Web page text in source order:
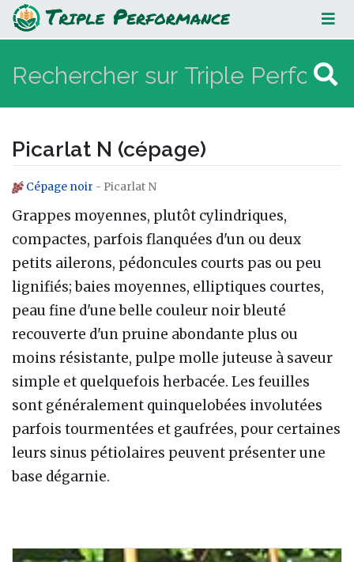
Picarlat N (cépage)
Picarlat N (cépage)
Aller à :navigation,rechercher
Cépage noir - Picarlat N
Grappes moyennes, plutôt cylindriques,
compactes, parfois flanquées d'un ou deux
petits ailerons, pédoncules courts pas ou peu
lignifiés; baies moyennes, elliptiques courtes,
peau fine d'une belle couleur noir bleuté
recouverte d'un pruine abondante plus ou
moins résistante, pulpe molle juteuse à saveur
simple et quelquefois herbacée. Les feuilles
sont généralement quinquelobées involutées
parfois tourmentées et gaufrées, pour certaines
leurs sinus pétiolaires peuvent présenter une
base dégarnie.